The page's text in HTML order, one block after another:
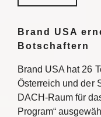
Brand USA
Botschaftern
Brand USA hat 26
Österreich und der
DACH-Raum für
Program“